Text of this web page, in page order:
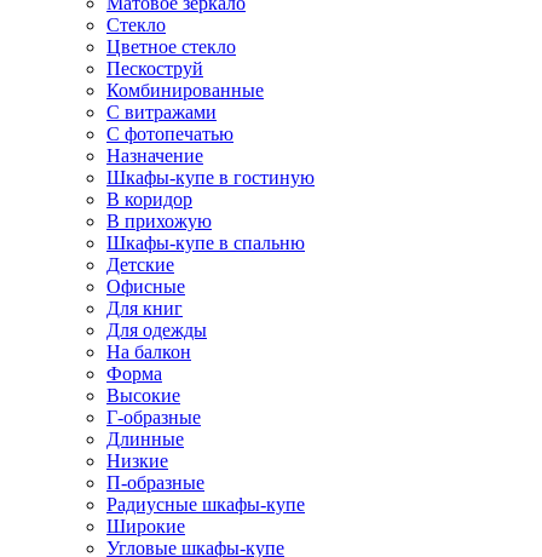
Стекло
Цветное стекло
Пескоструй
Комбинированные
С витражами
С фотопечатью
Назначение
Шкафы-купе в гостиную
В коридор
В прихожую
Шкафы-купе в спальню
Детские
Офисные
Для книг
Для одежды
На балкон
Форма
Высокие
Г-образные
Длинные
Низкие
П-образные
Радиусные шкафы-купе
Широкие
Угловые шкафы-купе